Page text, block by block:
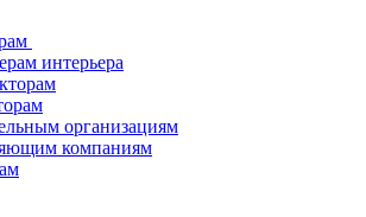
интерьера
организациям
компаниям